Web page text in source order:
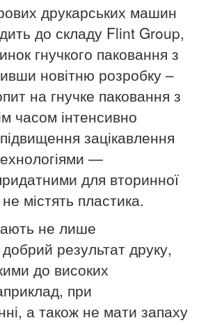
друкарських машин
до складу Flint Group,
гнучкого паковання з
новітню розробку –
на гнучке паковання з
часом інтенсивно
зацікавлення
—
для вторинної
містять пластика.
не лише
результат друку,
до високих
при
а також не мати запаху